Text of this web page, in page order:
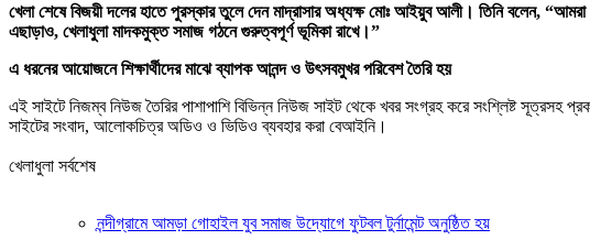
খেলা শেষে বিজয়ী দলের হাতে পুরস্কার তুলে দেন মাদ্রাসার অধ্যক্ষ মোঃ আইয়ুব আলী। তিনি বলেন, “আমরা
এছাড়াও, খেলাধুলা মাদকমুক্ত সমাজ গঠনে গুরুত্বপূর্ণ ভূমিকা রাখে।”
এ ধরনের আয়োজনে শিক্ষার্থীদের মাঝে ব্যাপক আনন্দ ও উৎসবমুখর পরিবেশ তৈরি হয়
এই সাইটে নিজম্ব নিউজ তৈরির পাশাপাশি বিভিন্ন নিউজ সাইট থেকে খবর সংগ্রহ করে সংশ্লিষ্ট
সাইটের সংবাদ, আলোকচিত্র অডিও ও ভিডিও ব্যবহার করা বেআইনি।
খেলাধুলা সর্বশেষ
নন্দীগ্রামে আমড়া গোহাইল যুব সমাজ উদ্যোগে ফুটবল টুর্নামেন্ট অনুষ্ঠিত হয়